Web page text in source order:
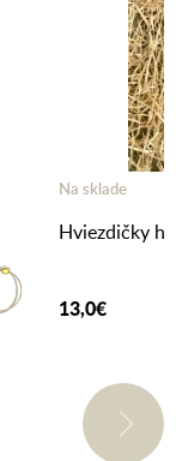
Na sklade
Hviezdičky
13,0€